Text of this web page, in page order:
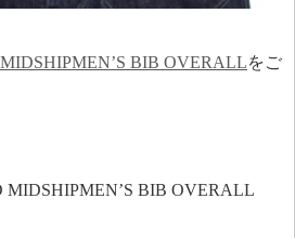
BIB OVERALLをご
MIDSHIPMEN’S BIB OVERALL